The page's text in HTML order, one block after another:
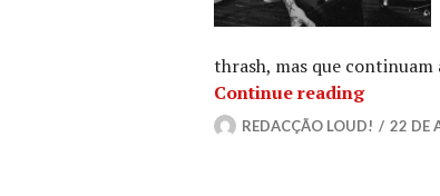
thrash, mas que
Continue reading
REDACÇÃO LOUD! 22 DE